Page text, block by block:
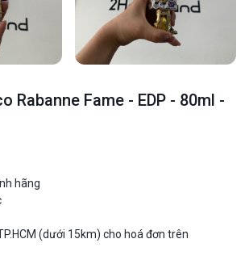
Rabanne Fame - EDP - 80ml -
hãng
(dưới 15km) cho hoá đơn trên